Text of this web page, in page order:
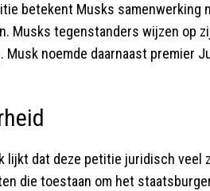
betekent Musks samenwerking
Musks tegenstanders wijzen op
noemde daarnaast premier
lijkt dat deze petitie juridisch veel
die toestaan om het